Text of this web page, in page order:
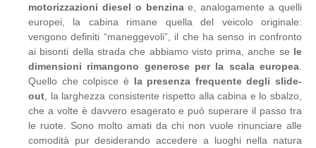
motorizzazioni diesel o benzinae, analogamente a quelli
europei, la cabina rimane quella del veicolo originale:
vengono definiti “maneggevoli”, il che ha senso in confronto
ai bisonti della strada che abbiamo visto prima, anche se le
dimensioni rimangono generose per la scala europea
Quello che colpisce è la presenza frequente degli slide-
out , la larghezza consistente rispetto alla cabina e lo sbalzo,
che a volte è davvero esagerato e può superare il passo tra
le ruote. Sono molto amati da chi non vuole rinunciare alle
comodità pur desiderando accedere a luoghi nella natura